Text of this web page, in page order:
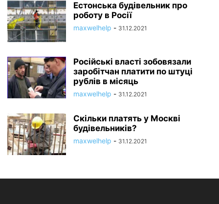
Естонська будівельник про
роботу в Росії
maxwelhelp - 31.12.2021
Російські власті зобовязали
заробітчан платити по штуці
рублів в місяць
maxwelhelp - 31.12.2021
Скільки платять у Москві
будівельників?
maxwelhelp - 31.12.2021